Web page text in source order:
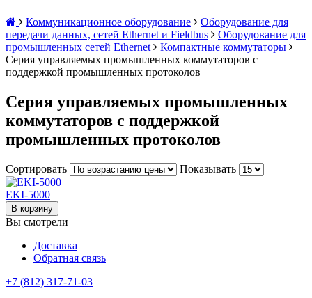
Коммуникационное оборудование
Оборудование для
передачи данных, сетей Ethernet и Fieldbus
Оборудование для
промышленных сетей Ethernet
Компактные коммутаторы
Серия управляемых промышленных коммутаторов с
поддержкой промышленных протоколов
Серия управляемых промышленных
коммутаторов с поддержкой
промышленных протоколов
Сортировать Показывать
EKI-5000
В корзину
Вы смотрели
Доставка
Обратная связь
+7 (812) 317-71-03